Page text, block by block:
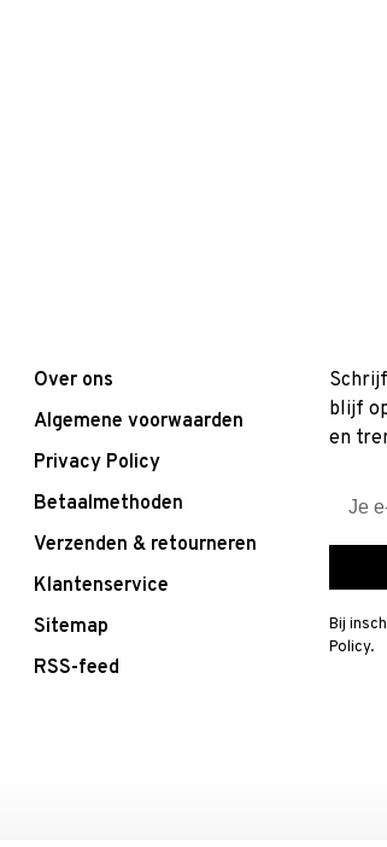
Over ons
Algemene voorwaarden
Privacy Policy
Betaalmethoden
Verzenden & retourneren
Klantenservice
Sitemap
RSS-feed
blijf
en
Bij
Policy.